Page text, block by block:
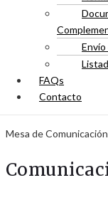
FAQs
Contacto
Mesa de